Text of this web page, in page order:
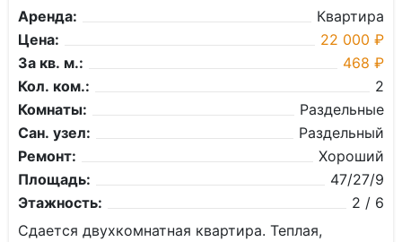
Аренда:
Квартира
Цена:
22 000 ₽
За кв. м.:
468 ₽
Кол. ком.:
2
Комнаты:
Раздельные
Сан. узел:
Раздельный
Ремонт:
Хороший
Площадь:
47/27/9
Этажность:
2 / 6
Сдается двухкомнатная квартира. Теплая,